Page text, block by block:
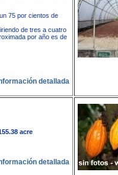
75 por cientos de
de tres a cuatro
por año es de
detallada
acre
detallada